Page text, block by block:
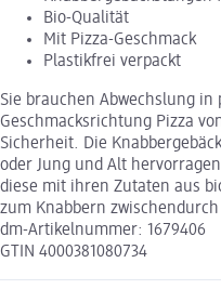
Bio-Qualität
Mit Pizza-Geschmack
Plastikfrei verpackt
Sie brauchen Abwechslung in
Geschmacksrichtung Pizza
Sicherheit. Die
oder Jung und Alt
diese mit ihren Zutaten aus
zum Knabbern
dm-Artikelnummer: 1679406
GTIN 4000381080734